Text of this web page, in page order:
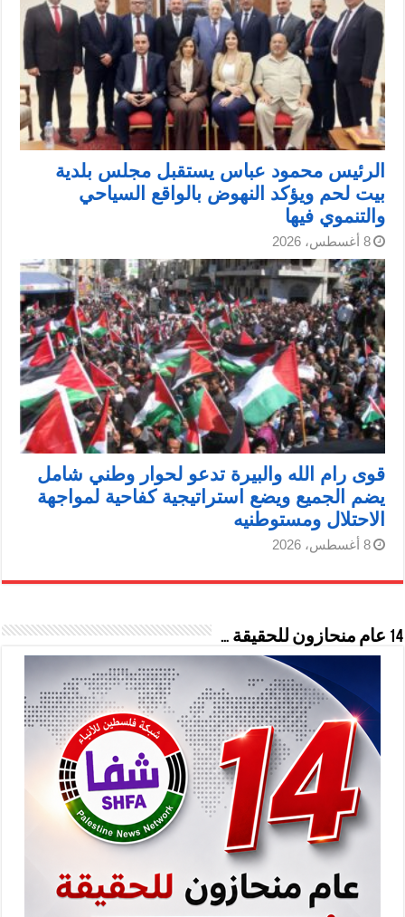
الرئيس محمود عباس يستقبل مجلس بلدية
بيت لحم ويؤكد النهوض بالواقع السياحي
والتنموي فيها
8 أغسطس، 2026
قوى رام الله والبيرة تدعو لحوار وطني شامل
يضم الجميع ويضع استراتيجية كفاحية لمواجهة
الاحتلال ومستوطنيه
8 أغسطس، 2026
14 عام منحازون للحقيقة …